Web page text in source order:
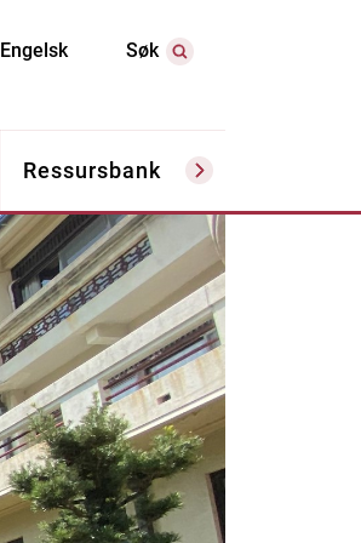
Engelsk Søk
Ressursbank